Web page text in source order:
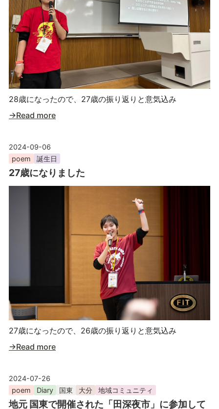
28歳になったので、27歳の振り返りと意気込み
→Read more
2024-09-06
poem
誕生日
27歳になりました
27歳になったので、26歳の振り返りと意気込み
→Read more
2024-07-26
poem
Diary 国東 大分 地域コミュニティ
地元 国東で開催された「田深夜市」に参加して